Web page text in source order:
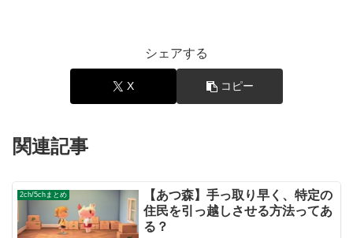
シェアする
X コピー
関連記事
2ch/5chまとめ
【あつ森】手っ取り早く、特定の
住民を引っ越しさせる方法ってあ
る？